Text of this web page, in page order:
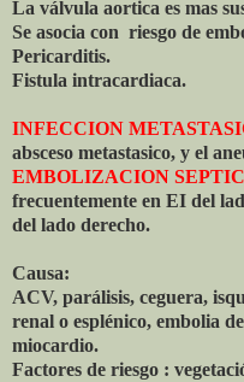
La válvula aortica es mas
Se asocia con riesgo de
Pericarditis.
Fistula intracardiaca.
INFECCION
absceso metastasico, y el
EMBOLIZACION
frecuentemente en EI del
del lado derecho.
Causa:
ACV, parálisis, ceguera,
renal o esplénico, embolia
miocardio.
Factores de riesgo :